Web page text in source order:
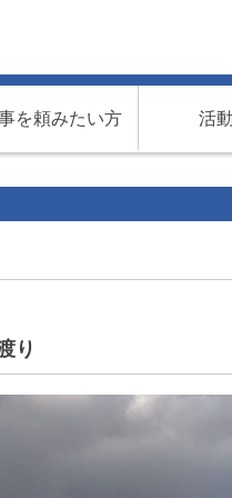
を頼みたい方 活
り